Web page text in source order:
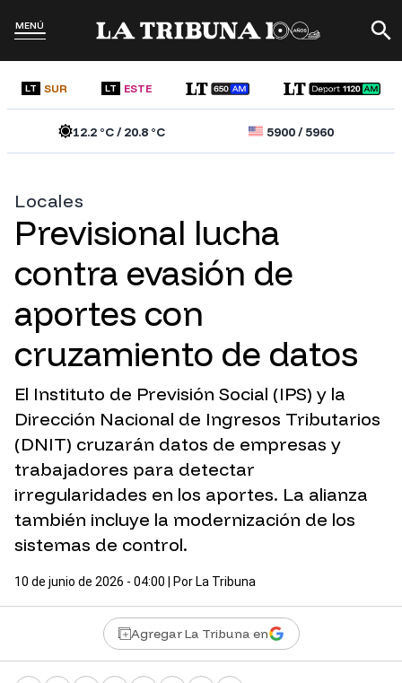
MENÚ
LT SUR LT ESTE
12.2°C /20.8°C 5900/5960
Locales
Previsional lucha
contra evasión de
aportes con
cruzamiento de datos
El Instituto de Previsión Social (IPS) y la
Dirección Nacional de Ingresos Tributarios
(DNIT) cruzarán datos de empresas y
trabajadores para detectar
irregularidades en los aportes. La alianza
también incluye la modernización de los
sistemas de control.
10 de junio de 2026 - 04:00 | Por La Tribuna
Agregar La Tribuna en